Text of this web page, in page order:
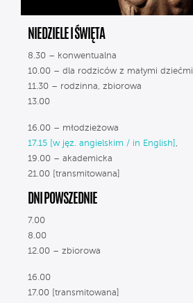
NIEDZIELE I ŚWIĘTA
8.30 – konwentualna
10.00 – dla rodziców z małymi dziećmi
11.30 – rodzinna, zbiorowa
13.00
16.00 – młodzieżowa
17.15 [w jęz. angielskim / in English] ,
19.00 – akademicka
21.00 [transmitowana]
DNI POWSZEDNIE
7.00
8.00
12.00 – zbiorowa
16.00
17.00 [transmitowana]